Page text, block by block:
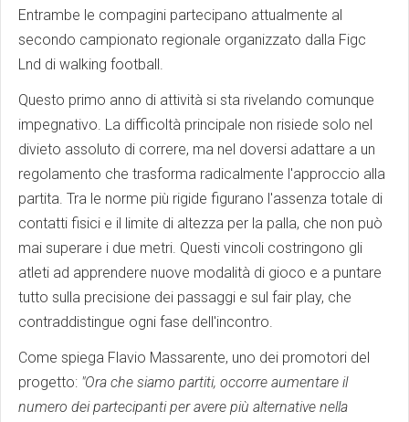
Entrambe le compagini partecipano attualmente al
secondo campionato regionale organizzato dalla Figc
Lnd di walking football.
Questo primo anno di attività si sta rivelando comunque
impegnativo. La difficoltà principale non risiede solo nel
divieto assoluto di correre, ma nel doversi adattare a un
regolamento che trasforma radicalmente l'approccio alla
partita. Tra le norme più rigide figurano l'assenza totale di
contatti fisici e il limite di altezza per la palla, che non può
mai superare i due metri. Questi vincoli costringono gli
atleti ad apprendere nuove modalità di gioco e a puntare
tutto sulla precisione dei passaggi e sul fair play, che
contraddistingue ogni fase dell'incontro.
Come spiega Flavio Massarente, uno dei promotori del
progetto: "Ora che siamo partiti, occorre aumentare il
numero dei partecipanti per avere più alternative nella